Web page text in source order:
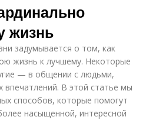
жизнь
задумывается о том, как
жизнь к лучшему. Некоторые
— в общении с людьми,
В этой статье мы
способов, которые помогут
насыщенной, интересной